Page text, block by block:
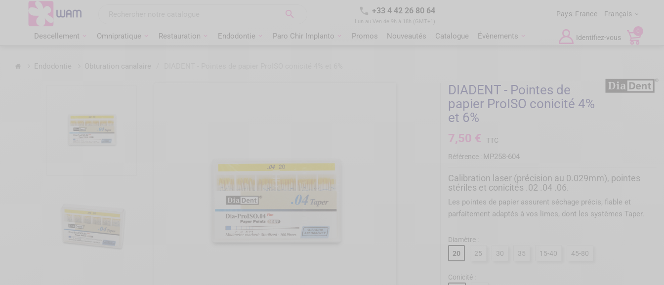
  +33 4 42 26 80 64
Lun au Ven de 9h à 18h (GMT+1)
Pays: France Français 
Descellement Omnipratique Restauration Endodontie Paro Chir Implanto Promos Nouveautés Catalogue Évènements Identifiez-vous
0
AccueilEndodontie Obturation canalaire
DIADENT - Pointes de
papier ProISO conicité 4%
et 6%
7,50 € TTC
Référence : MP258-604
Calibration laser (précision au 0.029mm), pointes
stériles et conicités .02 .04 .06.
Les pointes de papier assurent séchage précis, fiable et
parfaitement adaptés à vos limes, dont les systèmes Taper.
Diamètre :
20
25 30 35 15-40 45-80
Conicité :